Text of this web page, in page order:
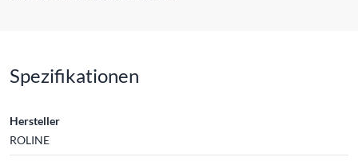
Spezifikationen
Hersteller
ROLINE